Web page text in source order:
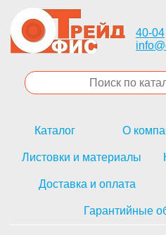
40-04
Каталог О
Листовки и материалы
Доставка и оплата
Гарантийные